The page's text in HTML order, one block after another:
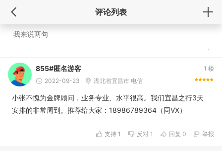
评论列表
1 楼
855#匿名游客
2022-09-23 湖北省宜昌市 电信
小张不愧为金牌顾问，业务专业、水平很高。我们宜昌之行3天
安排的非常周到。推荐给大家：18986789364（同VX）
支持 1 反对 1 回复 0 举报